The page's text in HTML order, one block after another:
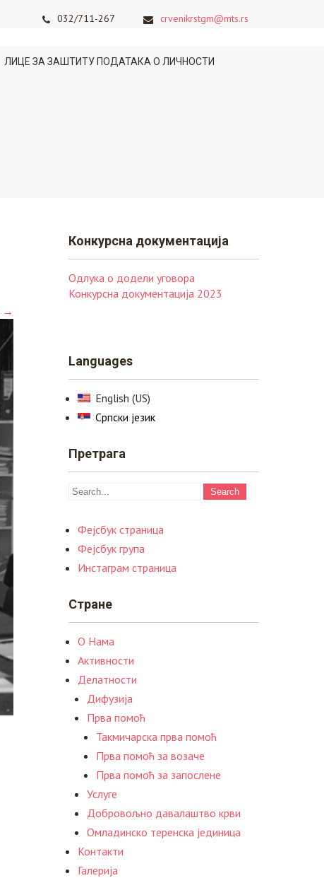
032/711-267 crvenikrstgm@mts.rs
ЛИЦЕ ЗА ЗАШТИТУ ПОДАТАКА О ЛИЧНОСТИ
→
Конкурснa документација
Одлука о додели уговора
Конкурсна документација 2023
Languages
English (US)
Српски језик
Претрага
Фејсбук страница
Фејсбук група
Инстаграм страница
Стране
О Нама
Активности
Делатности
Дифузија
Прва помоћ
Такмичарска прва помоћ
Прва помоћ за возаче
Прва помоћ за запослене
Услуге
Добровољно давалаштво крви
Омладинско теренска јединица
Контакти
Галерија